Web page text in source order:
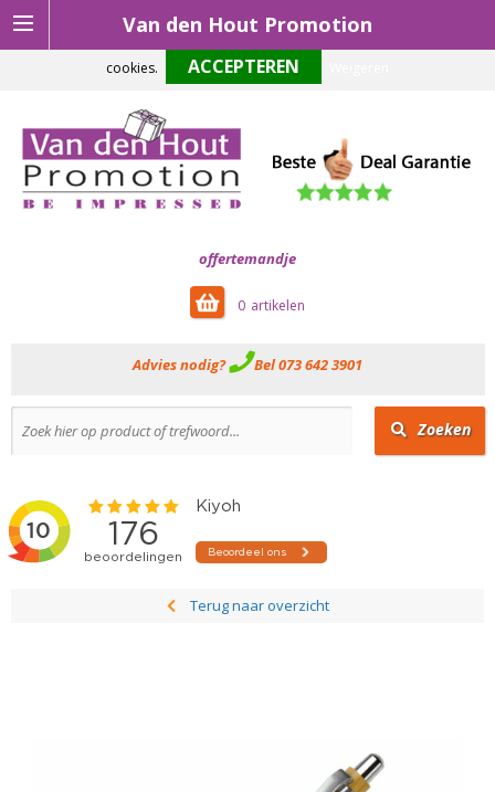
Van den Hout Promotion
offertemandje
0
Advies nodig? Bel 073 642 3901
Zoeken
Terug naar overzicht
Om onze website optimaal te laten functioneren maken wij gebruik van
cookies.